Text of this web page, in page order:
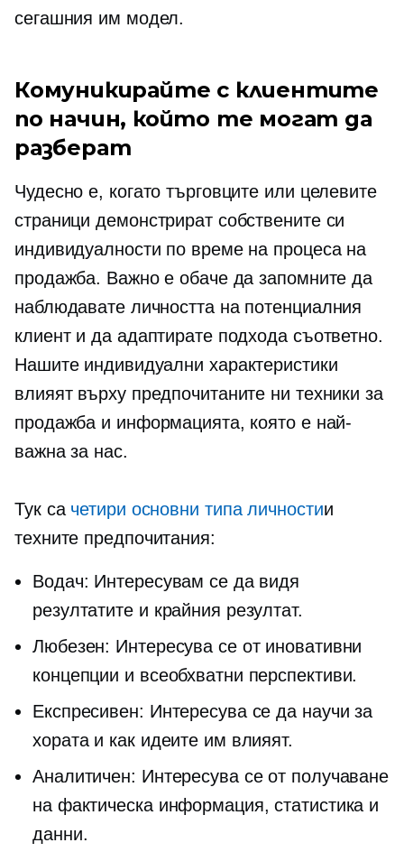
сегашния им модел.
Комуникирайте с клиентите
по начин, който те могат да
разберат
Чудесно е, когато търговците или целевите
страници демонстрират собствените си
индивидуалности по време на процеса на
продажба. Важно е обаче да запомните да
наблюдавате личността на потенциалния
клиент и да адаптирате подхода съответно.
Нашите индивидуални характеристики
влияят върху предпочитаните ни техники за
продажба и информацията, която е най-
важна за нас.
Тук са четири основни типа личностии
техните предпочитания:
Водач: Интересувам се да видя
резултатите и крайния резултат.
Любезен: Интересува се от иновативни
концепции и всеобхватни перспективи.
Експресивен: Интересува се да научи за
хората и как идеите им влияят.
Аналитичен: Интересува се от получаване
на фактическа информация, статистика и
данни.